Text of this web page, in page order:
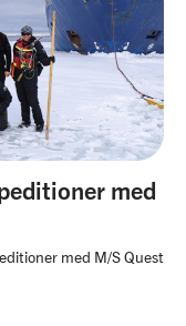
med
med M/S Quest